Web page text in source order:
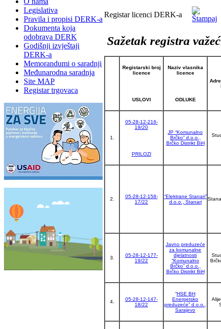
Legislativa
Pravila i propisi DERK-a
Dokumenta koja
odobrava DERK
Godišnji izvještaji
DERK-a
Memorandumi o saradnji
Međunarodna saradnja
Site MAP
Registar trgovaca
Registar licenci DERK-a
Sažetak registra
Registarski broj
licence
USLOVI
Naziv vlasnika
licence
ODLUKE
1.
05-28-12-216-
19/20
PRILOZI
JP “Komunalno
Brčko” d.o.o.,
Brčko Distrikt BiH
2.
05-28-12-158-
17/22
“Elektrane Stanari”
d.o.o., Stanari
3.
05-28-12-177-
19/22
Javno preduzeće
za komunalne
djelatnosti
“Komunalno
Brčko” d.o.o.,
Brčko Distrikt BiH
4.
05-28-12-147-
18/22
“HSE BH
Energetsko
preduzeće” d.o.o.,
Sarajevo